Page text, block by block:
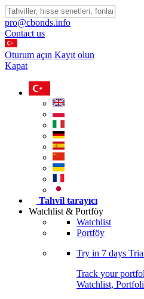
pro@cbonds.info
Contact us
Oturum açın Kayıt olun
Kapat
Tahvil tarayıcı
Watchlist & Portföy
Watchlist
Portföy
Try in 7 days
Track your
Watchlist,